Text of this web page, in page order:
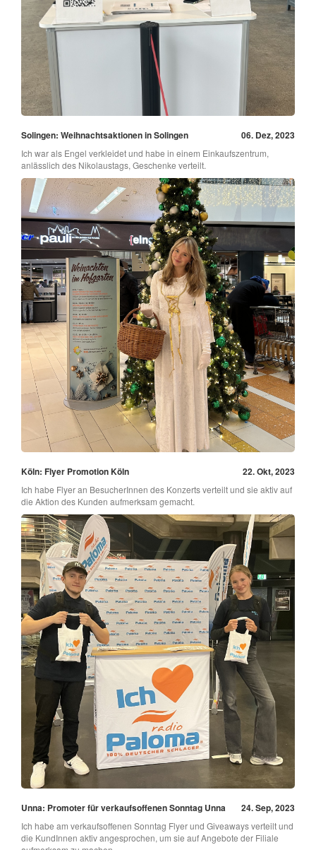
Solingen: Weihnachtsaktionen in Solingen 06. Dez, 2023
Ich war als Engel verkleidet und habe in einem Einkaufszentrum,
anlässlich des Nikolaustags, Geschenke verteilt.
Köln: Flyer Promotion Köln 22. Okt, 2023
Ich habe Flyer an BesucherInnen des Konzerts verteilt und sie aktiv auf
die Aktion des Kunden aufmerksam gemacht.
Unna: Promoter für verkaufsoffenen Sonntag Unna 24. Sep, 2023
Ich habe am verkaufsoffenen Sonntag Flyer und Giveaways verteilt und
die KundInnen aktiv angesprochen, um sie auf Angebote der Filiale